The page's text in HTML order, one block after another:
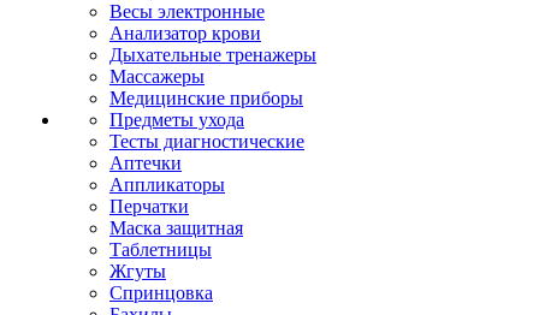
Весы электронные
Анализатор крови
Дыхательные тренажеры
Массажеры
Медицинские приборы
Предметы ухода
Тесты диагностические
Аптечки
Аппликаторы
Перчатки
Маска защитная
Таблетницы
Жгуты
Спринцовка